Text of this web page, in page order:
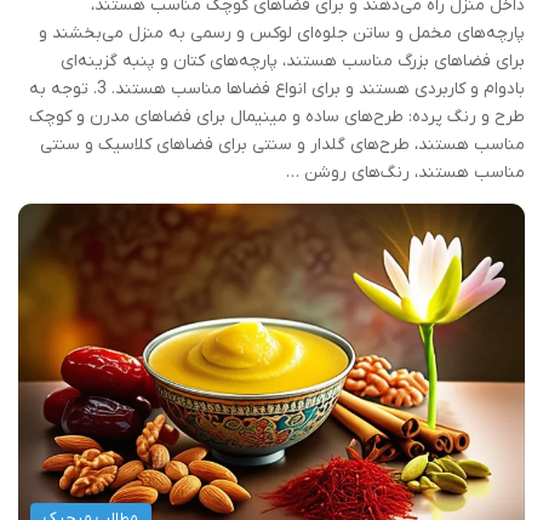
داخل منزل راه می‌دهند و برای فضاهای کوچک مناسب هستند،
پارچه‌های مخمل و ساتن جلوه‌ای لوکس و رسمی به منزل می‌بخشند و
برای فضاهای بزرگ مناسب هستند، پارچه‌های کتان و پنبه گزینه‌ای
بادوام و کاربردی هستند و برای انواع فضاها مناسب هستند. 3. توجه به
طرح و رنگ پرده: طرح‌های ساده و مینیمال برای فضاهای مدرن و کوچک
مناسب هستند، طرح‌های گلدار و سنتی برای فضاهای کلاسیک و سنتی
مناسب هستند، رنگ‌های روشن …